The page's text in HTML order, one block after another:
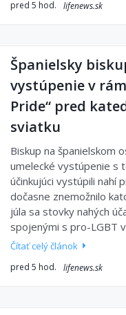
pred 5 hod. lifenews.sk
Španielsky
vystúpenie v
Pride“ pred
sviatku
Biskup na španielskom
umelecké vystúpenie s
účinkujúci vystúpili nahí
dočasne znemožnilo
júla sa stovky nahých
spojenými s pro-LGBT
Čítať celý článok
pred 5 hod. lifenews.sk